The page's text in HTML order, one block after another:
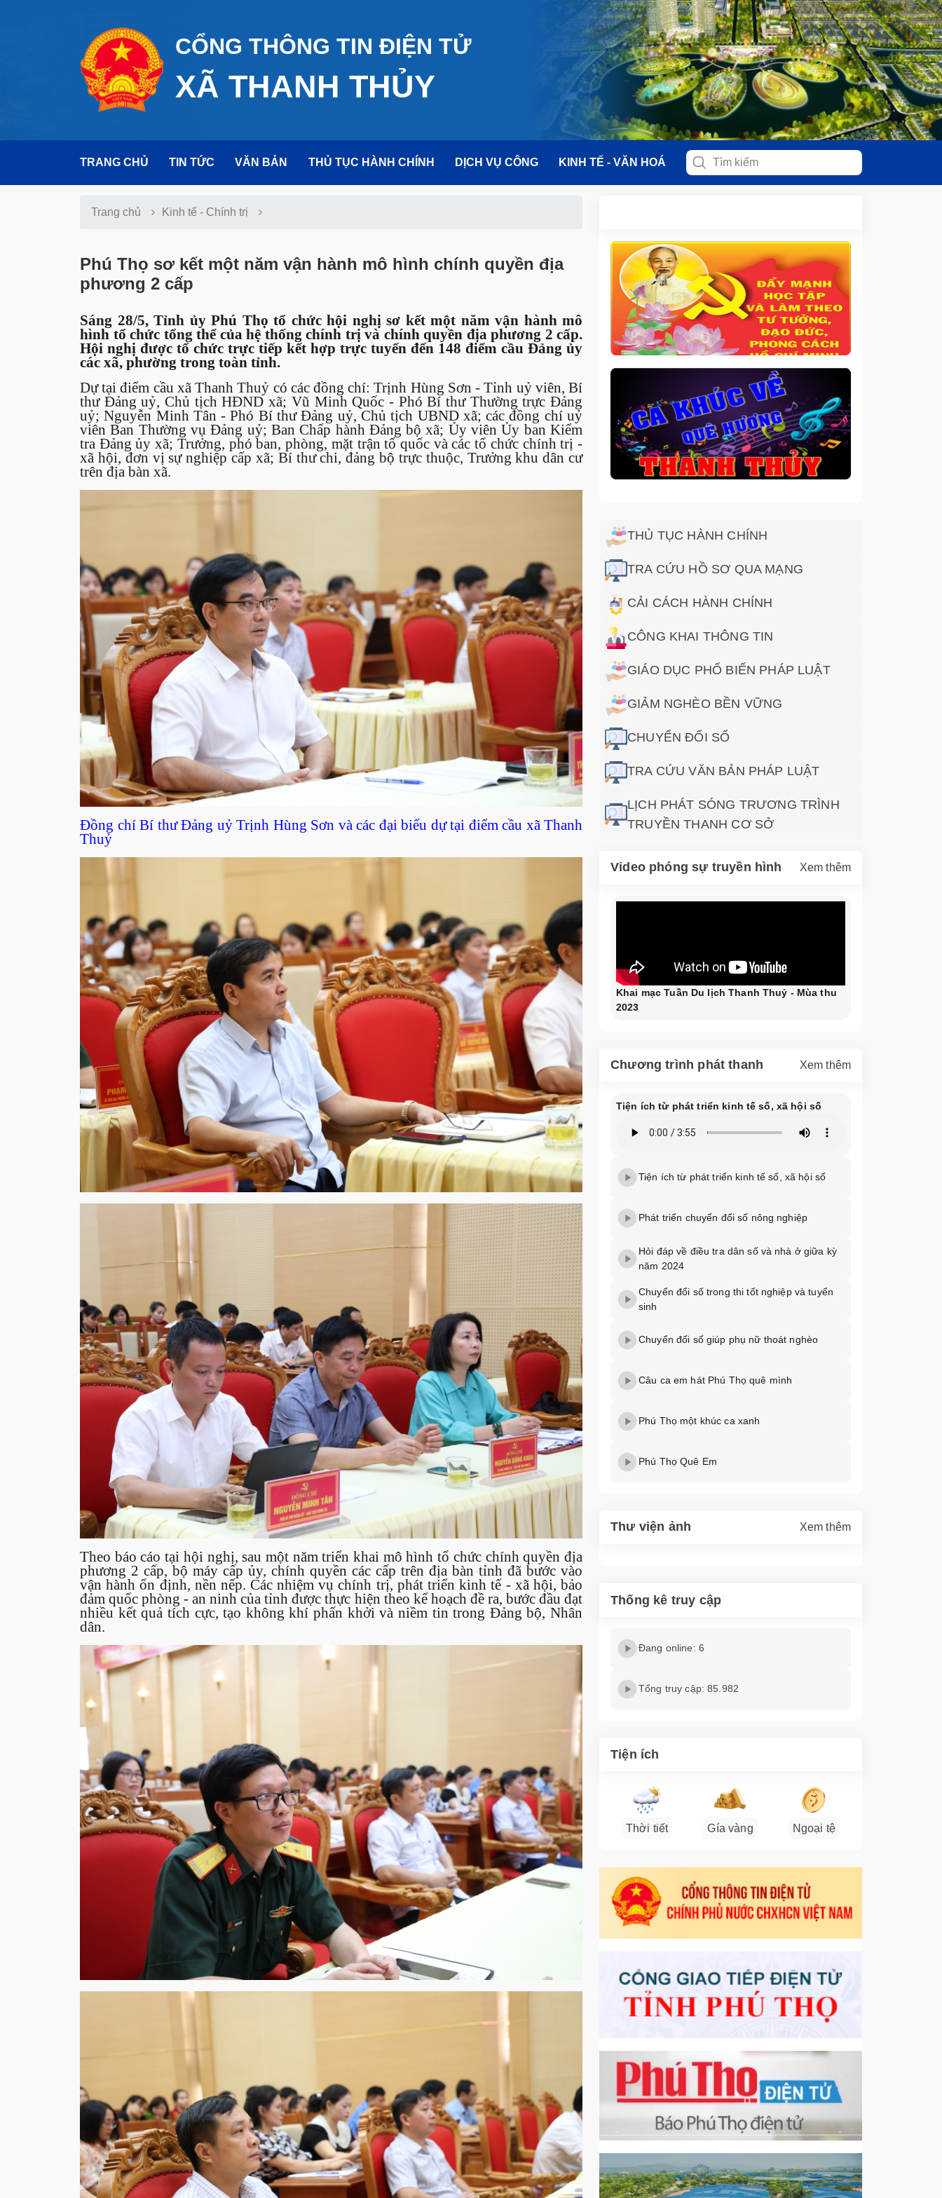
CỔNG THÔNG TIN ĐIỆN TỬ
XÃ THANH THỦY
TRANG CHỦ TIN TỨC VĂN BẢN THỦ TỤC HÀNH CHÍNH DỊCH VỤ CÔNG KINH TẾ - VĂN HOÁ
Trang chủ Kinh tế - Chính trị
Phú Thọ sơ kết một năm vận hành mô hình chính quyền địa
phương 2 cấp
Sáng 28/5, Tỉnh ủy Phú Thọ tổ chức hội nghị sơ kết một năm vận hành mô
hình tổ chức tổng thể của hệ thống chính trị và chính quyền địa phương 2 cấp.
Hội nghị được tổ chức trực tiếp kết hợp trực tuyến đến 148 điểm cầu Đảng ủy
các xã, phường trong toàn tỉnh.
Dự tại điểm cầu xã Thanh Thuỷ có các đồng chí: Trịnh Hùng Sơn - Tỉnh uỷ viên, Bí
thư Đảng uỷ, Chủ tịch HĐND xã; Vũ Minh Quốc - Phó Bí thư Thường trực Đảng
uỷ; Nguyễn Minh Tân - Phó Bí thư Đảng uỷ, Chủ tịch UBND xã; các đồng chí uỷ
viên Ban Thường vụ Đảng uỷ; Ban Chấp hành Đảng bộ xã; Ủy viên Ủy ban Kiểm
tra Đảng ủy xã; Trưởng, phó ban, phòng, mặt trận tổ quốc và các tổ chức chính trị -
xã hội, đơn vị sự nghiệp cấp xã; Bí thư chi, đảng bộ trực thuộc, Trưởng khu dân cư
trên địa bàn xã.
Đồng chí Bí thư Đảng uỷ Trịnh Hùng Sơn và các đại biểu dự tại điểm cầu xã Thanh
Thuỷ
Theo báo cáo tại hội nghị, sau một năm triển khai mô hình tổ chức chính quyền địa
phương 2 cấp, bộ máy cấp ủy, chính quyền các cấp trên địa bàn tỉnh đã bước vào
vận hành ổn định, nền nếp. Các nhiệm vụ chính trị, phát triển kinh tế - xã hội, bảo
đảm quốc phòng - an ninh của tỉnh được thực hiện theo kế hoạch đề ra, bước đầu đạt
nhiều kết quả tích cực, tạo không khí phấn khởi và niềm tin trong Đảng bộ, Nhân
dân.
THỦ TỤC HÀNH CHÍNH
TRA CỨU HỒ SƠ QUA MẠNG
CẢI CÁCH HÀNH CHÍNH
CÔNG KHAI THÔNG TIN
GIÁO DỤC PHỔ BIẾN PHÁP LUẬT
GIẢM NGHÈO BỀN VỮNG
CHUYỂN ĐỔI SỐ
TRA CỨU VĂN BẢN PHÁP LUẬT
LỊCH PHÁT SÓNG TRƯƠNG TRÌNH
TRUYỀN THANH CƠ SỞ
Video phóng sự truyền hình Xem thêm
Khai mạc Tuần Du lịch Thanh Thuỷ - Mùa thu
2023
Chương trình phát thanh Xem thêm
Tiện ích từ phát triển kinh tế số, xã hội số
Tiện ích từ phát triển kinh tế số, xã hội số
Phát triển chuyển đổi số nông nghiệp
Hỏi đáp về điều tra dân số và nhà ở giữa kỳ
năm 2024
Chuyển đổi số trong thi tốt nghiệp và tuyển
sinh
Chuyển đối số giúp phụ nữ thoát nghèo
Câu ca em hát Phú Thọ quê mình
Phú Thọ một khúc ca xanh
Phú Thọ Quê Em
Thư viện ảnh Xem thêm
Thống kê truy cập
Đang online: 6
Tổng truy cập: 85.982
Tiện ích
Thời tiết Gía vàng Ngoại tệ